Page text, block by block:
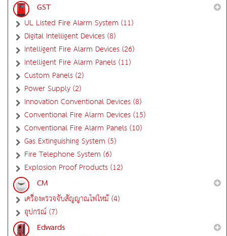
GST
UL Listed Fire Alarm System (11)
Digital Intelligent Devices (8)
Intelligent Fire Alarm Devices (26)
Intelligent Fire Alarm Panels (11)
Custom Panels (2)
Power Supply (2)
Innovation Conventional Devices (8)
Conventional Fire Alarm Devices (15)
Conventional Fire Alarm Panels (10)
Gas Extinguishing System (5)
Fire Telephone System (6)
Explosion Proof Products (12)
CM
เครื่องตรวจจับสัญญาณไฟไหม้ (4)
อุปกรณ์ (7)
Edwards